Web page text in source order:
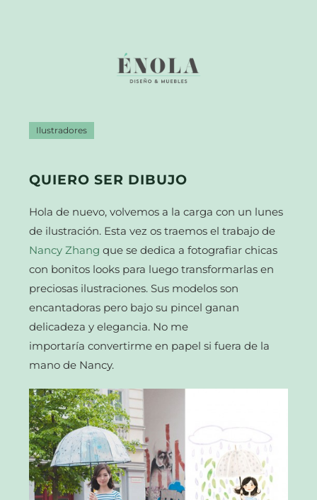
Ilustradores
QUIERO SER DIBUJO
Hola de nuevo, volvemos a la carga con un lunes
de ilustración. Esta vez os traemos el trabajo de
Nancy Zhang que se dedica a fotografiar chicas
con bonitos looks para luego transformarlas en
preciosas ilustraciones. Sus modelos son
encantadoras pero bajo su pincel ganan
delicadeza y elegancia. No me
importaría convertirme en papel si fuera de la
mano de Nancy.